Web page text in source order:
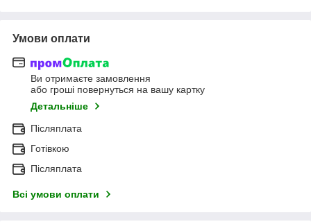
Умови оплати
Ви отримаєте замовлення
або гроші повернуться на вашу картку
Детальніше
Післяплата
Готівкою
Післяплата
Всі умови оплати